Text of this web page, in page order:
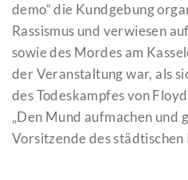
demo“ die Kundgebung
Rassismus und verwiesen
sowie des Mordes am
der Veranstaltung war, als
des Todeskampfes von
„Den Mund aufmachen und
Vorsitzende des